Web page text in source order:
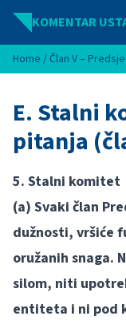
Idi na sadržaj
KOMENTAR
Home /Član V –
E. Stalni
pitanja
5. Stalni komitet
(a) Svaki član
dužnosti, vršiće
oružanih snaga.
silom, niti
entiteta i ni pod